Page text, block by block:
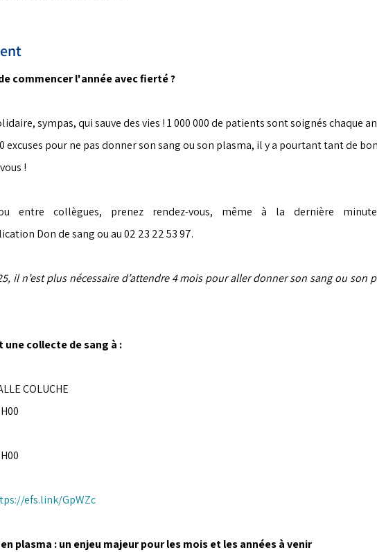
commencer l'année avec fierté ?
sympas, qui sauve des vies ! 1 000 000 de patients sont soignés chaque
excuses pour ne pas donner son sang ou son plasma, il y a pourtant tant de
!
Don de sang ou au 02 23 22 53 97.
il n’est plus nécessaire d’attendre 4 mois pour aller donner son sang ou son
collecte de sang à :
COLUCHE
efs.link/GpWZc
plasma : un enjeu majeur pour les mois et les années à venir